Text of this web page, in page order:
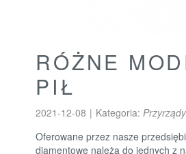
RÓŻNE
PIŁ
2021-12-08 | Kategoria:
Oferowane przez nasze
diamentowe należą do jednych z